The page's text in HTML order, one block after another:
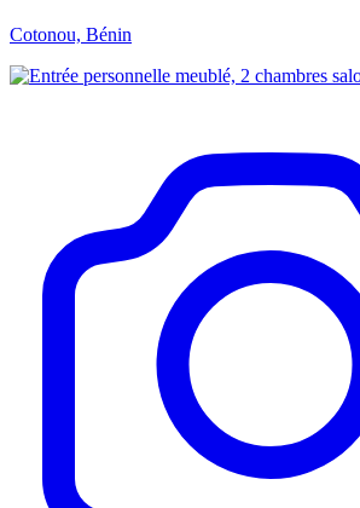
Cotonou, Bénin